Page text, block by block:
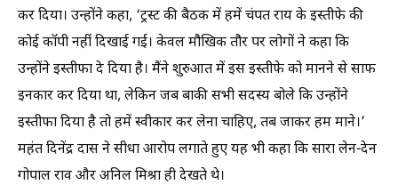
कर दिया। उन्होंने कहा, ‘ट्रस्ट की बैठक में हमें चंपत राय के इस्तीफे की
कोई कॉपी नहीं दिखाई गई। केवल मौखिक तौर पर लोगों ने कहा कि
उन्होंने इस्तीफा दे दिया है। मैंने शुरुआत में इस इस्तीफे को मानने से साफ
इनकार कर दिया था, लेकिन जब बाकी सभी सदस्य बोले कि उन्होंने
इस्तीफा दिया है तो हमें स्वीकार कर लेना चाहिए, तब जाकर हम माने।’
महंत दिनेंद्र दास ने सीधा आरोप लगाते हुए यह भी कहा कि सारा लेन-देन
गोपाल राव और अनिल मिश्रा ही देखते थे।